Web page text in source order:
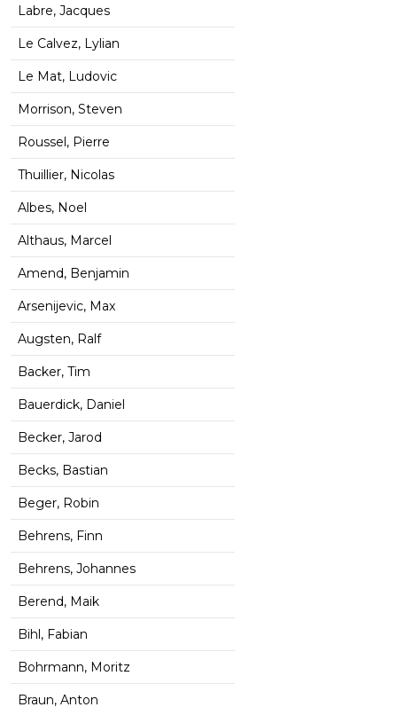
Labre, Jacques
Le Calvez, Lylian
Le Mat, Ludovic
Morrison, Steven
Roussel, Pierre
Thuillier, Nicolas
Albes, Noel
Althaus, Marcel
Amend, Benjamin
Arsenijevic, Max
Augsten, Ralf
Backer, Tim
Bauerdick, Daniel
Becker, Jarod
Becks, Bastian
Beger, Robin
Behrens, Finn
Behrens, Johannes
Berend, Maik
Bihl, Fabian
Bohrmann, Moritz
Braun, Anton